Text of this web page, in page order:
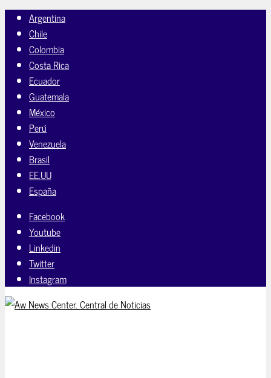
Argentina
Chile
Colombia
Costa Rica
Ecuador
Guatemala
México
Perú
Venezuela
Brasil
EE.UU
España
Facebook
Youtube
Linkedin
Twitter
Instagram